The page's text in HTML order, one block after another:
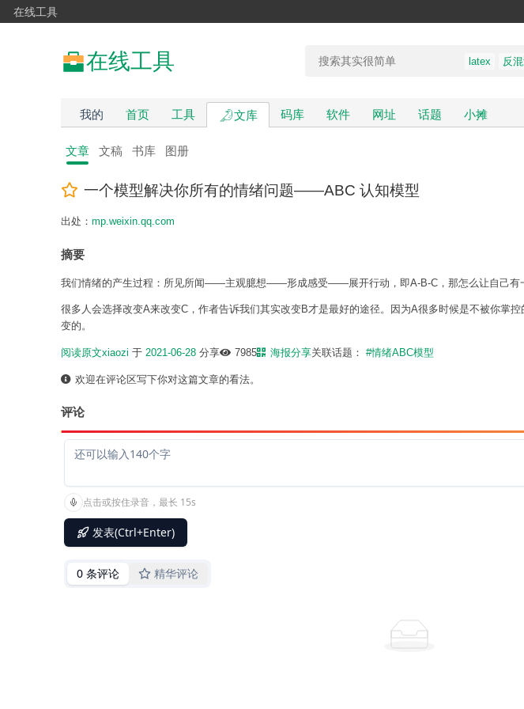
在线工具
在线工具 latex 反
我的 首页 工具 文库 码库 软件 网址 话题 小摊
文章 文稿 书库 图册
一个模型解决你所有的情绪问题——ABC 认知模型
出处： mp.weixin.qq.com
摘要
我们情绪的产生过程：所见所闻——主观臆想——形成感受——展开行动，即A-B-C，那怎么让自己有
很多人会选择改变A来改变C，作者告诉我们其实改变B才是最好的途径。因为A很多时候是不被你掌
变的。
阅读原文xiaozi 于 2021-06-28 分享 7985 海报分享关联话题： #情绪ABC模型
欢迎在评论区写下你对这篇文章的看法。
评论